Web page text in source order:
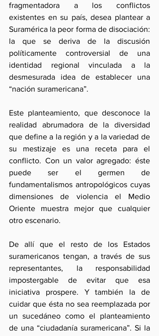
fragmentadora a los conflictos
existentes en su país, desea plantear a
Suramérica la peor forma de disociación:
la que se deriva de la discusión
políticamente controversial de una
identidad regional vinculada a la
desmesurada idea de establecer una
“nación suramericana”.
Este planteamiento, que desconoce la
realidad abrumadora de la diversidad
que define a la región y a la variedad de
su mestizaje es una receta para el
conflicto. Con un valor agregado: éste
puede ser el germen de
fundamentalismos antropológicos cuyas
dimensiones de violencia el Medio
Oriente muestra mejor que cualquier
otro escenario.
De allí que el resto de los Estados
suramericanos tengan, a través de sus
representantes, la responsabilidad
impostergable de evitar que esa
iniciativa prospere. Y también la de
cuidar que ésta no sea reemplazada por
un sucedáneo como el planteamiento
de una “ciudadanía suramericana”. Si la